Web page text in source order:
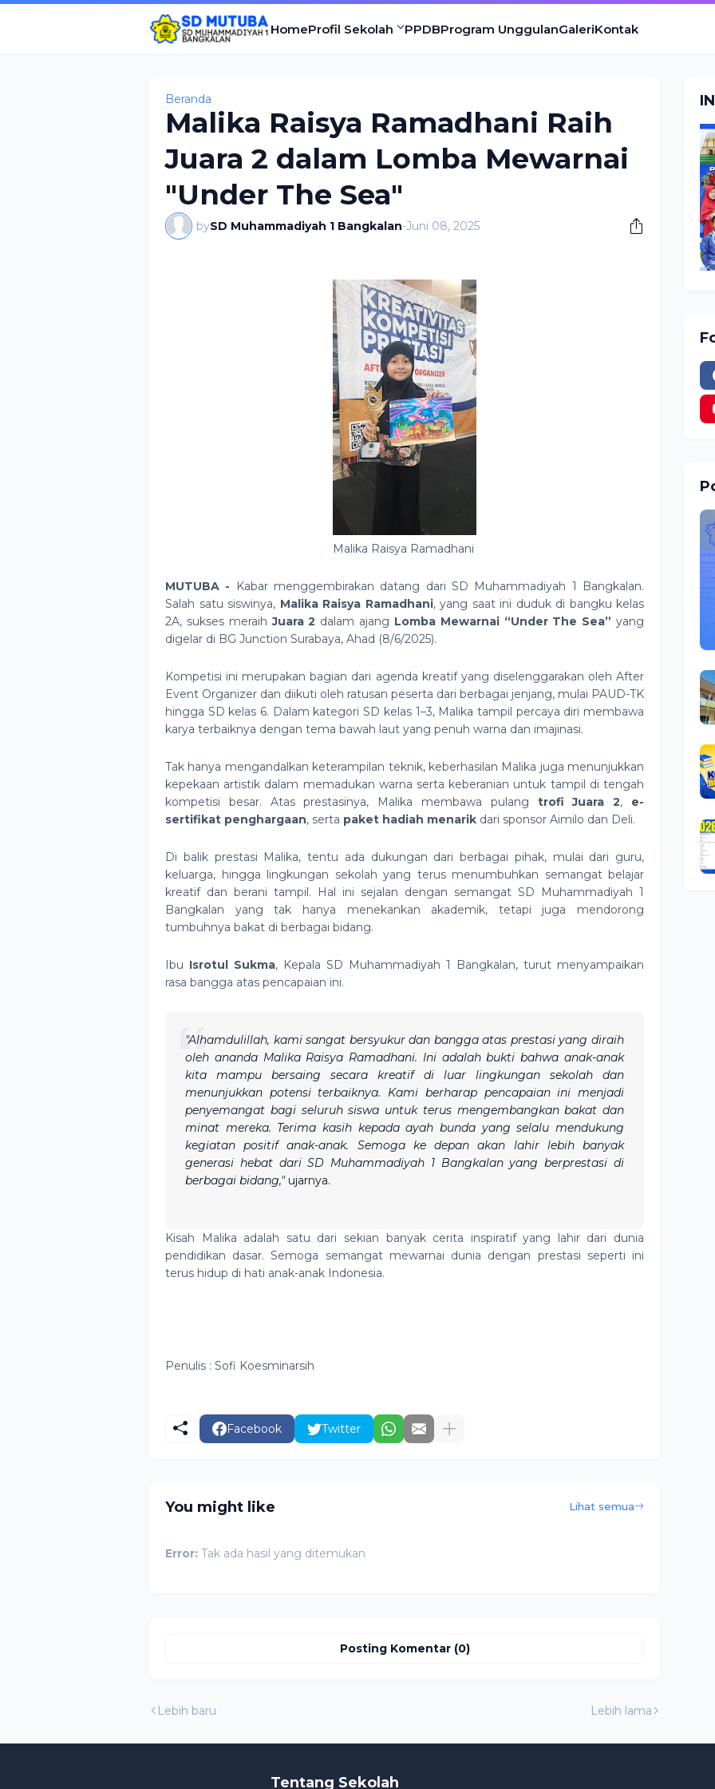
HomeProfil Sekolah PPDBProgram UnggulanGaleriKontak
Beranda
Malika Raisya Ramadhani Raih
Juara 2 dalam Lomba Mewarnai
"Under The Sea"
bySD Muhammadiyah 1 Bangkalan-Juni 08, 2025
Malika Raisya Ramadhani
MUTUBA -
Kabar menggembirakan datang dari SD Muhammadiyah 1 Bangkalan.
Salah satu siswinya, Malika Raisya Ramadhani, yang saat ini duduk di bangku kelas
2A, sukses meraihJuara 2 dalam ajang Lomba Mewarnai “Under The Sea” yang
digelar di BG Junction Surabaya, Ahad (8/6/2025).
Kompetisi ini merupakan bagian dari agenda kreatif yang diselenggarakan oleh After
Event Organizer dan diikuti oleh ratusan peserta dari berbagai jenjang, mulai PAUD-TK
hingga SD kelas 6. Dalam kategori SD kelas 1–3, Malika tampil percaya diri membawa
karya terbaiknya dengan tema bawah laut yang penuh warna dan imajinasi.
Tak hanya mengandalkan keterampilan teknik, keberhasilan Malika juga menunjukkan
kepekaan artistik dalam memadukan warna serta keberanian untuk tampil di tengah
kompetisi besar. Atas prestasinya, Malika membawa pulang trofi Juara 2, e-
sertifikat penghargaan, serta paket hadiah menarik dari sponsor Aimilo dan Deli.
Di balik prestasi Malika, tentu ada dukungan dari berbagai pihak, mulai dari guru,
keluarga, hingga lingkungan sekolah yang terus menumbuhkan semangat belajar
kreatif dan berani tampil. Hal ini sejalan dengan semangat SD Muhammadiyah 1
Bangkalan yang tak hanya menekankan akademik, tetapi juga mendorong
tumbuhnya bakat di berbagai bidang.
Ibu Isrotul Sukma, Kepala SD Muhammadiyah 1 Bangkalan, turut menyampaikan
rasa bangga atas pencapaian ini.
"Alhamdulillah, kami sangat bersyukur dan bangga atas prestasi yang diraih
oleh ananda Malika Raisya Ramadhani. Ini adalah bukti bahwa anak-anak
kita mampu bersaing secara kreatif di luar lingkungan sekolah dan
menunjukkan potensi terbaiknya. Kami berharap pencapaian ini menjadi
penyemangat bagi seluruh siswa untuk terus mengembangkan bakat dan
minat mereka. Terima kasih kepada ayah bunda yang selalu mendukung
kegiatan positif anak-anak. Semoga ke depan akan lahir lebih banyak
generasi hebat dari SD Muhammadiyah 1 Bangkalan yang berprestasi di
berbagai bidang,"ujarnya.
Kisah Malika adalah satu dari sekian banyak cerita inspiratif yang lahir dari dunia
pendidikan dasar. Semoga semangat mewarnai dunia dengan prestasi seperti ini
terus hidup di hati anak-anak Indonesia.
Penulis : Sofi Koesminarsih
Facebook Twitter
You might like Lihat semua
Error: Tak ada hasil yang ditemukan
Posting Komentar (0)
Lebih baru Lebih lama
Tentang Sekolah